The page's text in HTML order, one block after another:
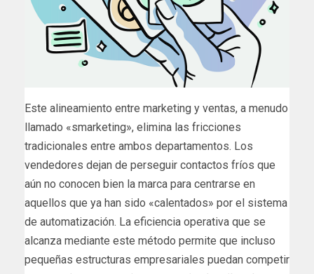
Este alineamiento entre marketing y ventas, a menudo
llamado «smarketing», elimina las fricciones
tradicionales entre ambos departamentos. Los
vendedores dejan de perseguir contactos fríos que
aún no conocen bien la marca para centrarse en
aquellos que ya han sido «calentados» por el sistema
de automatización. La eficiencia operativa que se
alcanza mediante este método permite que incluso
pequeñas estructuras empresariales puedan competir